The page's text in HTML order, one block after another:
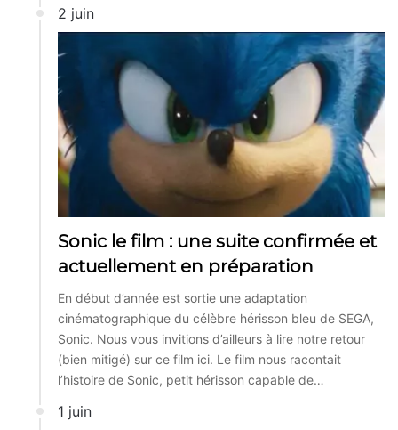
2 juin
Sonic le film : une suite confirmée et
actuellement en préparation
En début d’année est sortie une adaptation
cinématographique du célèbre hérisson bleu de SEGA,
Sonic. Nous vous invitions d’ailleurs à lire notre retour
(bien mitigé) sur ce film ici. Le film nous racontait
l’histoire de Sonic, petit hérisson capable de…
1 juin